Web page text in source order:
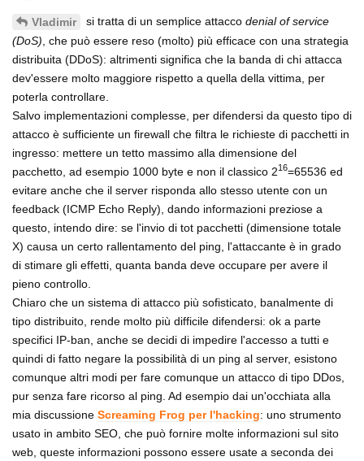
Vladimir si tratta di un semplice attacco denial of service
(DoS) , che può essere reso (molto) più efficace con una strategia
distribuita (DDoS): altrimenti significa che la banda di chi attacca
dev'essere molto maggiore rispetto a quella della vittima, per
poterla controllare.
Salvo implementazioni complesse, per difendersi da questo tipo di
attacco è sufficiente un firewall che filtra le richieste di pacchetti in
ingresso: mettere un tetto massimo alla dimensione del
pacchetto, ad esempio 1000 byte e non il classico 216=65536 ed
evitare anche che il server risponda allo stesso utente con un
feedback (ICMP Echo Reply), dando informazioni preziose a
questo, intendo dire: se l'invio di tot pacchetti (dimensione totale
X) causa un certo rallentamento del ping, l'attaccante è in grado
di stimare gli effetti, quanta banda deve occupare per avere il
pieno controllo.
Chiaro che un sistema di attacco più sofisticato, banalmente di
tipo distribuito, rende molto più difficile difendersi: ok a parte
specifici IP-ban, anche se decidi di impedire l'accesso a tutti e
quindi di fatto negare la possibilità di un ping al server, esistono
comunque altri modi per fare comunque un attacco di tipo DDos,
pur senza fare ricorso al ping. Ad esempio dai un'occhiata alla
mia discussione Screaming Frog per l'hacking: uno strumento
usato in ambito SEO, che può fornire molte informazioni sul sito
web, queste informazioni possono essere usate a seconda dei